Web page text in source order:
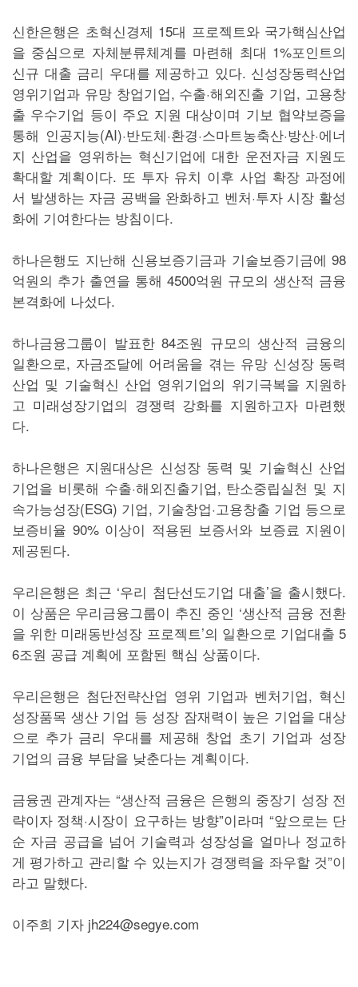
신한은행은 초혁신경제 15대 프로젝트와 국가핵심산업
을 중심으로 자체분류체계를 마련해 최대 1%포인트의
신규 대출 금리 우대를 제공하고 있다. 신성장동력산업
영위기업과 유망 창업기업, 수출·해외진출 기업, 고용창
출 우수기업 등이 주요 지원 대상이며 기보 협약보증을
통해 인공지능(AI)·반도체·환경·스마트농축산·방산·에너
지 산업을 영위하는 혁신기업에 대한 운전자금 지원도
확대할 계획이다. 또 투자 유치 이후 사업 확장 과정에
서 발생하는 자금 공백을 완화하고 벤처·투자 시장 활성
화에 기여한다는 방침이다.
하나은행도 지난해 신용보증기금과 기술보증기금에 98
억원의 추가 출연을 통해 4500억원 규모의 생산적 금융
본격화에 나섰다.
하나금융그룹이 발표한 84조원 규모의 생산적 금융의
일환으로, 자금조달에 어려움을 겪는 유망 신성장 동력
산업 및 기술혁신 산업 영위기업의 위기극복을 지원하
고 미래성장기업의 경쟁력 강화를 지원하고자 마련했
다.
하나은행은 지원대상은 신성장 동력 및 기술혁신 산업
기업을 비롯해 수출·해외진출기업, 탄소중립실천 및 지
속가능성장(ESG) 기업, 기술창업·고용창출 기업 등으로
보증비율 90% 이상이 적용된 보증서와 보증료 지원이
제공된다.
우리은행은 최근 ‘우리 첨단선도기업 대출’을 출시했다.
이 상품은 우리금융그룹이 추진 중인 ‘생산적 금융 전환
을 위한 미래동반성장 프로젝트’의 일환으로 기업대출 5
6조원 공급 계획에 포함된 핵심 상품이다.
우리은행은 첨단전략산업 영위 기업과 벤처기업, 혁신
성장품목 생산 기업 등 성장 잠재력이 높은 기업을 대상
으로 추가 금리 우대를 제공해 창업 초기 기업과 성장
기업의 금융 부담을 낮춘다는 계획이다.
금융권 관계자는 “생산적 금융은 은행의 중장기 성장 전
략이자 정책·시장이 요구하는 방향”이라며 “앞으로는 단
순 자금 공급을 넘어 기술력과 성장성을 얼마나 정교하
게 평가하고 관리할 수 있는지가 경쟁력을 좌우할 것”이
라고 말했다.
이주희 기자 jh224@segye.com